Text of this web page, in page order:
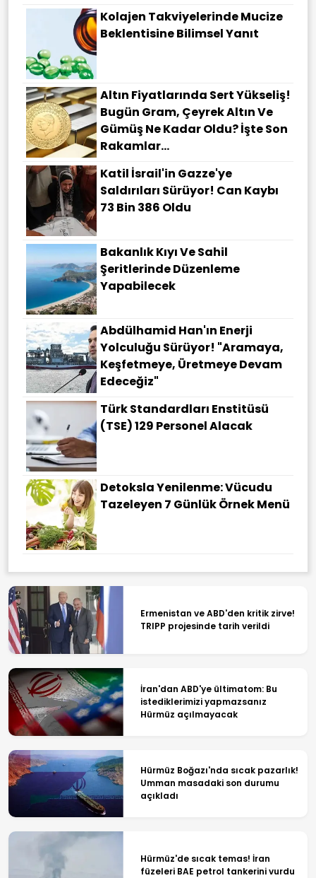
Kolajen Takviyelerinde Mucize
Beklentisine Bilimsel Yanıt
Altın Fiyatlarında Sert Yükseliş!
Bugün Gram, Çeyrek Altın Ve
Gümüş Ne Kadar Oldu? İşte Son
Rakamlar...
Katil İsrail'in Gazze'ye
Saldırıları Sürüyor! Can Kaybı
73 Bin 386 Oldu
Bakanlık Kıyı Ve Sahil
Şeritlerinde Düzenleme
Yapabilecek
Abdülhamid Han'ın Enerji
Yolculuğu Sürüyor! "Aramaya,
Keşfetmeye, Üretmeye Devam
Edeceğiz"
Türk Standardları Enstitüsü
(TSE) 129 Personel Alacak
Detoksla Yenilenme: Vücudu
Tazeleyen 7 Günlük Örnek Menü
Ermenistan ve ABD'den kritik zirve!
TRIPP projesinde tarih verildi
İran'dan ABD'ye ültimatom: Bu
istediklerimizi yapmazsanız
Hürmüz açılmayacak
Hürmüz Boğazı'nda sıcak pazarlık!
Umman masadaki son durumu
açıkladı
Hürmüz'de sıcak temas! İran
füzeleri BAE petrol tankerini vurdu